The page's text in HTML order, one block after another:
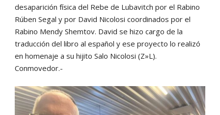
desaparición física del Rebe de Lubavitch por el Rabino
Rúben Segal y por David Nicolosi coordinados por el
Rabino Mendy Shemtov. David se hizo cargo de la
traducción del libro al español y ese proyecto lo realizó
en homenaje a su hijito Salo Nicolosi (Z»L).
Conmovedor.-